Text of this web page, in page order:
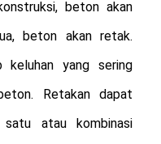
beton akan
beton akan retak.
keluhan yang sering
Retakan dapat
atau kombinasi